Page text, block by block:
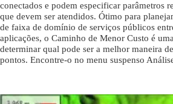
conectados e podem especificar parâmetros
que devem ser atendidos. Ótimo para
de faixa de domínio de serviços públicos
aplicações, o Caminho de Menor Custo é
determinar qual pode ser a melhor maneira
pontos. Encontre-o no menu suspenso